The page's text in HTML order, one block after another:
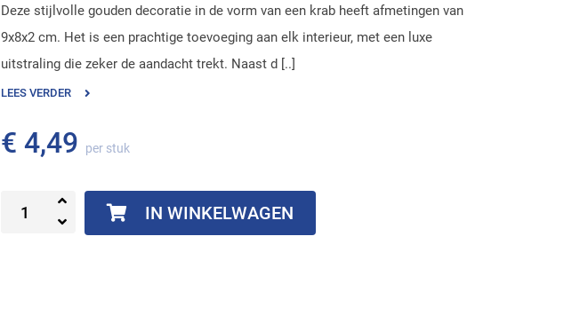
Deze stijlvolle gouden decoratie in de vorm van een krab heeft afmetingen van
9x8x2 cm. Het is een prachtige toevoeging aan elk interieur, met een luxe
uitstraling die zeker de aandacht trekt. Naast d [..]
LEES VERDER
€ 4,49 per stuk
IN WINKELWAGEN